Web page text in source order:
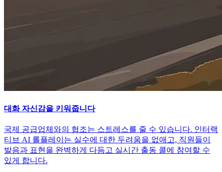
대화 자신감을 키워줍니다
국제 공급업체와의 협조는 스트레스를 줄 수 있습니다. 인터랙
티브 AI 롤플레이는 실수에 대한 두려움을 없애고, 직원들이
발음과 표현을 완벽하게 다듬고 실시간 출동 콜에 참여할 수
있게 합니다.